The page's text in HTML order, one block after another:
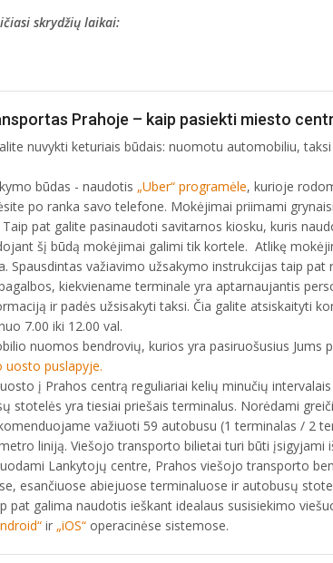
skrydžių laikai:
Prahoje – kaip pasiekti miesto
nuvykti keturiais būdais: nuomotu automobiliu,
būdas - naudotis „Uber“ programėle, kurioje
po ranka savo telefone. Mokėjimai priimami
pat galite pasinaudoti savitarnos kiosku, kuris
šį būdą mokėjimai galimi tik kortele. Atlikę
Spausdintas važiavimo užsakymo instrukcijas taip pat
kiekviename terminale yra aptarnaujantis
ir padės užsisakyti taksi. Čia galite atsiskaityti
7.00 iki 12.00 val.
nuomos bendrovių, kurios yra pasiruošusius Jums
uosto puslapyje.
į Prahos centrą reguliariai kelių minučių
stotelės yra tiesiai priešais terminalus. Norėdami
važiuoti 59 autobusu (1 terminalas / 2
liniją. Viešojo transporto bilietai turi būti įsigyjami
Lankytojų centre, Prahos viešojo transporto
esančiuose abiejuose terminaluose ir autobusų
pat galima naudotis ieškant idealaus susisiekimo
ir „iOS“ operacinėse sistemose.